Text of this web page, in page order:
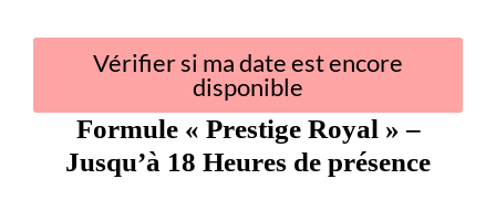
Vérifier si ma date est encore
disponible
Formule « Prestige Royal » –
Jusqu’à 18 Heures de présence